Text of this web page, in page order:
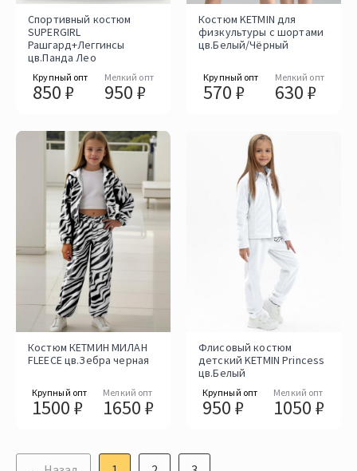
Спортивный костюм
SUPERGIRL
Рашгард+Леггинсы
цв.Панда Лео
Крупный опт
850 ₽
Мелкий опт
950 ₽
Костюм KETMIN для
физкультуры с шортами
цв.Белый/Чёрный
Крупный опт
570 ₽
Мелкий опт
630 ₽
Костюм КЕТМИН МИЛАН
FLEECE цв.Зебра черная
Крупный опт
1500 ₽
Мелкий опт
1650 ₽
Флисовый костюм
детский KETMIN Princess
цв.Белый
Крупный опт
950 ₽
Мелкий опт
1050 ₽